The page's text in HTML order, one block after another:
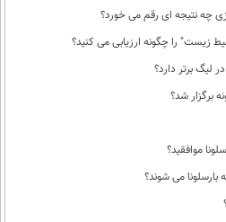
چه نتیجه ای رقم می خورد؟
زیست" را چگونه ارزیابی می کنید؟
لیگ برتر دارد؟
برگزار شد؟
موافقید؟
می شوند؟